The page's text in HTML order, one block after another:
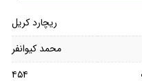
ریچارد کریل
محمد کیوانفر
۴۵۴